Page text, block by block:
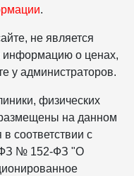
.
не является
информацию о ценах,
у администраторов.
физических
на данном
соответствии с
ФЗ № 152-ФЗ "О